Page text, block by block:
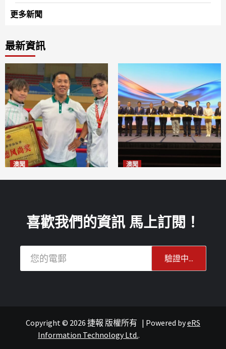
更多新聞
最新資訊
澳聞 澳聞
澳聞
喜歡我們的資訊 馬上訂閱！
Copyright © 2026 捷報 版權所有 | Powered byeRS
Information Technology Ltd..